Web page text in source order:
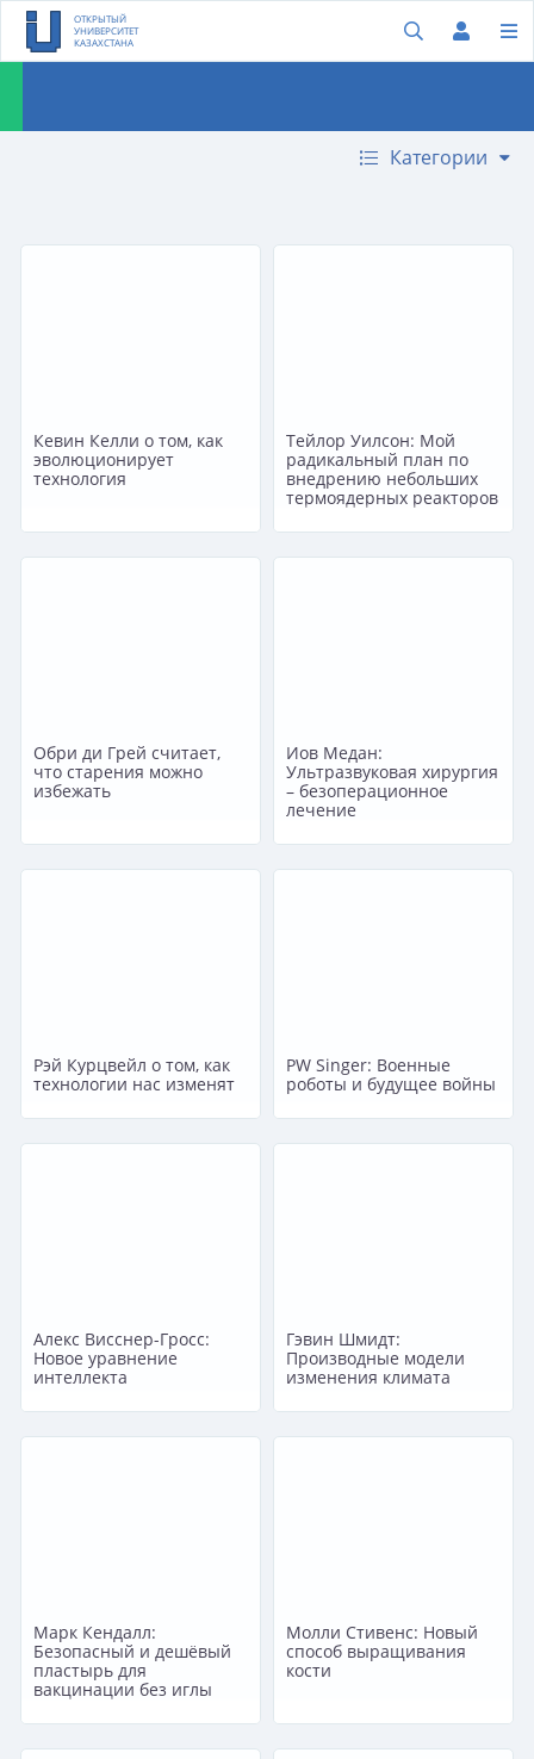
ОТКРЫТЫЙ
УНИВЕРСИТЕТ
КАЗАХСТАНА
Категории
Кевин Келли о том, как
эволюционирует
технология
Тейлор Уилсон: Мой
радикальный план по
внедрению небольших
термоядерных реакторов
Обри ди Грей считает,
что старения можно
избежать
Иов Медан:
Ультразвуковая хирургия
– безоперационное
лечение
Рэй Курцвейл о том, как
технологии нас изменят
PW Singer: Военные
роботы и будущее войны
Алекс Висснер-Гросс:
Новое уравнение
интеллекта
Гэвин Шмидт:
Производные модели
изменения климата
Марк Кендалл:
Безопасный и дешёвый
пластырь для
вакцинации без иглы
Молли Стивенс: Новый
способ выращивания
кости